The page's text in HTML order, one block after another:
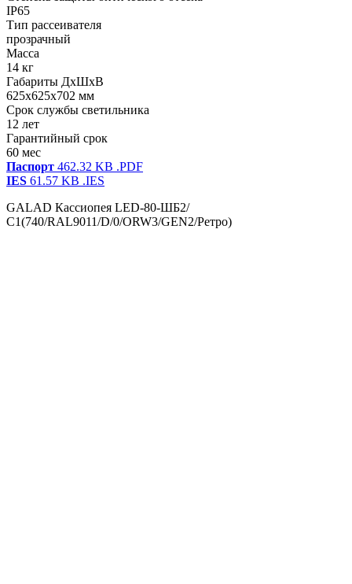
IP65
Тип рассеивателя
прозрачный
Масса
14 кг
Габариты ДхШхВ
625x625x702 мм
Срок службы светильника
12 лет
Гарантийный срок
60 мес
Паспорт 462.32 KB .PDF
IES 61.57 KB .IES
GALAD Кассиопея LED-80-ШБ2/
С1(740/RAL9011/D/0/ORW3/GEN2/Ретро)